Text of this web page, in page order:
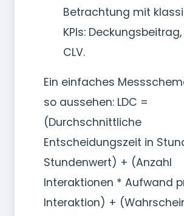
Betrachtung mit
KPIs: Deckungsbeitrag,
CLV.
Ein einfaches
so aussehen: LDC =
(Durchschnittliche
Entscheidungszeit in
Stundenwert) + (Anzahl
Interaktionen * Aufwand
Interaktion) +